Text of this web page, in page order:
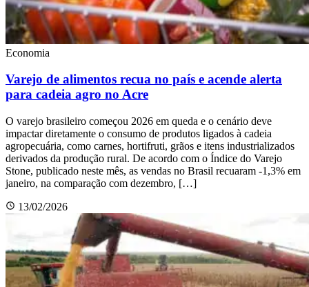
Economia
Varejo de alimentos recua no país e acende alerta
para cadeia agro no Acre
O varejo brasileiro começou 2026 em queda e o cenário deve
impactar diretamente o consumo de produtos ligados à cadeia
agropecuária, como carnes, hortifruti, grãos e itens industrializados
derivados da produção rural. De acordo com o Índice do Varejo
Stone, publicado neste mês, as vendas no Brasil recuaram -1,3% em
janeiro, na comparação com dezembro, […]
13/02/2026